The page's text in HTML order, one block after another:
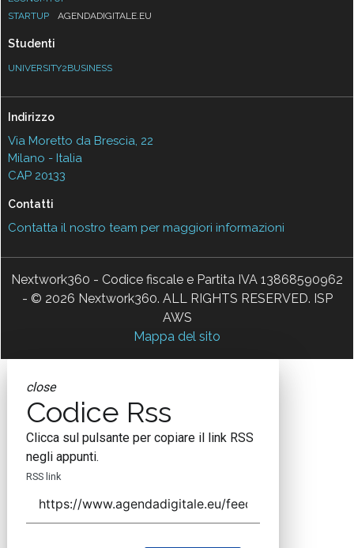
STARTUP
AGENDADIGITALE.EU
Studenti
UNIVERSITY2BUSINESS
Indirizzo
Via Moretto da Brescia, 22
Milano - Italia
CAP 20133
Contatti
Contatta il nostro team per maggiori informazioni
Nextwork360 - Codice fiscale e Partita IVA 13868590962
- © 2026 Nextwork360. ALL RIGHTS RESERVED. ISP
AWS
Mappa del sito
close
Codice Rss
Clicca sul pulsante per copiare il link RSS
negli appunti.
RSS link